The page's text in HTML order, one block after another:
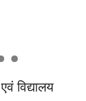
विद्यालय